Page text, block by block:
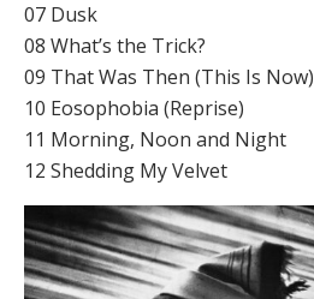
07 Dusk
08 What’s the Trick?
09 That Was Then (This Is Now)
10 Eosophobia (Reprise)
11 Morning, Noon and Night
12 Shedding My Velvet